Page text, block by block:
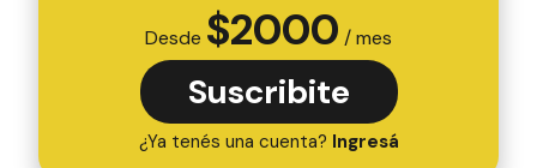
Desde $2000 / mes
Suscribite
¿Ya tenés una cuenta? Ingresá